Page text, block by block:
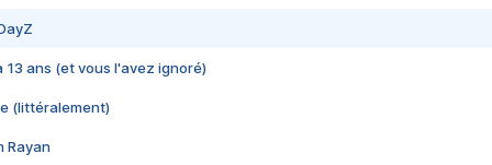
13 ans (et vous l'avez ignoré)
(littéralement)
Rayan